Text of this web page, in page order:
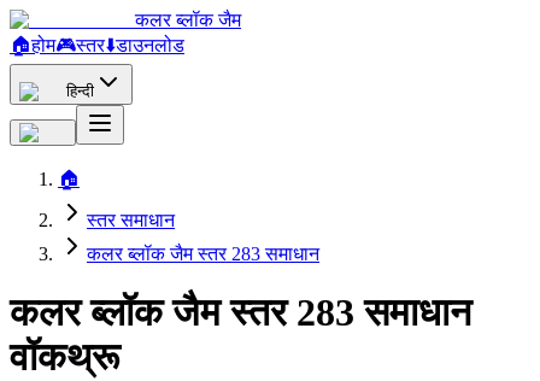
कलर ब्लॉक जैम
🏠होम🎮स्तर⬇️डाउनलोड
हिन्दी
🏠
स्तर समाधान
कलर ब्लॉक जैम स्तर 283 समाधान
कलर ब्लॉक जैम स्तर 283 समाधान
वॉकथ्रू